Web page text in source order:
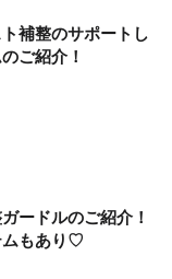
補整のサポートし
ご紹介！
ードルのご紹介！
ムもあり♡